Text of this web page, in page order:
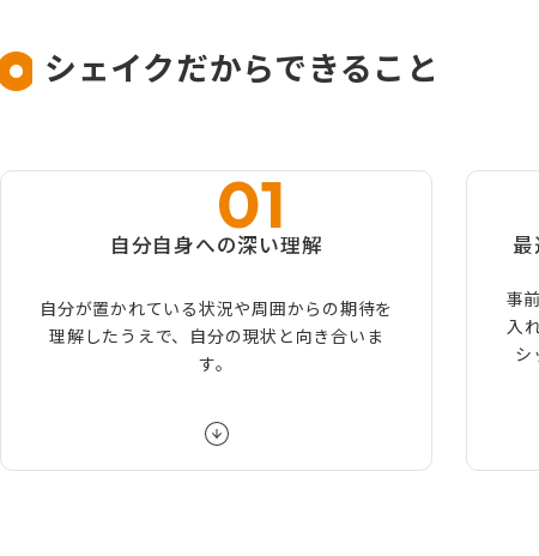
シェイクだからできること
自分自身への深い理解
自分が置かれている状況や周囲からの期待を
理解したうえで、自分の現状と向き合いま
す。
事
入
シ